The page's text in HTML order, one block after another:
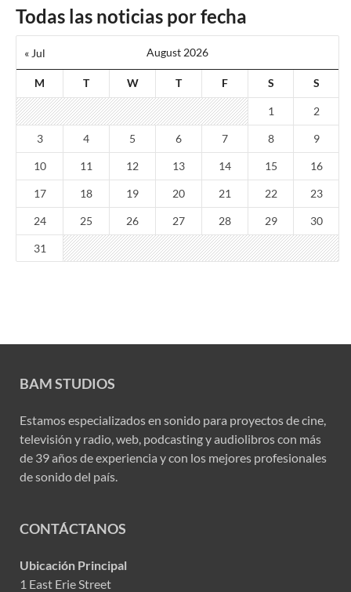
Todas las noticias por fecha
August 2026
M T W T F S S
« Jul
1 2
3 4 5 6 7 8 9
10 11 12 13 14 15 16
17 18 19 20 21 22 23
24 25 26 27 28 29 30
31
BAM STUDIOS
Estamos especializados en sonido para proyectos de cine,
televisión y radio, web, podcasting y audiolibros con más
de 39 años de experiencia y con los mejores profesionales
de sonido del país.
CONTÁCTANOS
Ubicación Principal
1 East Erie Street